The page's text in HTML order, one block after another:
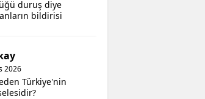
duruş diye
bildirisi
2026
Türkiye'nin